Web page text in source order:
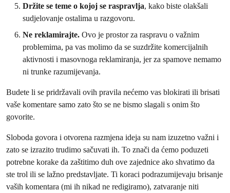
Držite se teme o kojoj se raspravlja, kako biste olakšali
sudjelovanje ostalima u razgovoru.
Ne reklamirajte. Ovo je prostor za raspravu o važnim
problemima, pa vas molimo da se suzdržite komercijalnih
aktivnosti i masovnoga reklamiranja, jer za spamove nemamo
ni trunke razumijevanja.
Budete li se pridržavali ovih pravila nećemo vas blokirati ili brisati
vaše komentare samo zato što se ne bismo slagali s onim što
govorite.
Sloboda govora i otvorena razmjena ideja su nam izuzetno važni i
zato se izrazito trudimo sačuvati ih. To znači da ćemo poduzeti
potrebne korake da zaštitimo duh ove zajednice ako shvatimo da
ste trol ili se lažno predstavljate. Ti koraci podrazumijevaju brisanje
vaših komentara (mi ih nikad ne redigiramo), zatvaranje niti